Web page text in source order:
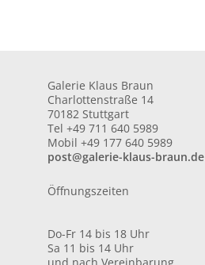
Galerie Klaus Braun
Charlottenstraße 14
70182 Stuttgart
Tel +49 711 640 5989
Mobil +49 177 640 5989
post@galerie-klaus-braun.de
Öffnungszeiten
Do-Fr 14 bis 18 Uhr
Sa 11 bis 14 Uhr